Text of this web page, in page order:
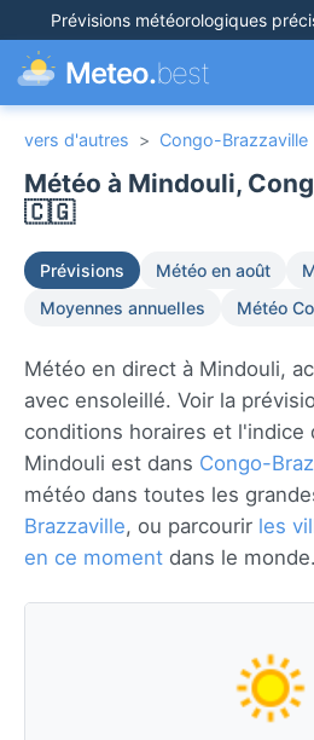
Prévisions météorologiques
Meteo.best
vers d'autres > Congo-Brazzaville
Météo à Mindouli,
🇨🇬
Prévisions Météo en août
Moyennes annuelles
Météo
Météo en direct à Mindouli,
avec ensoleillé. Voir la
conditions horaires et l'indice
Mindouli est dans Congo-
météo dans toutes les
Brazzaville, ou parcourir les
en ce moment dans le monde.